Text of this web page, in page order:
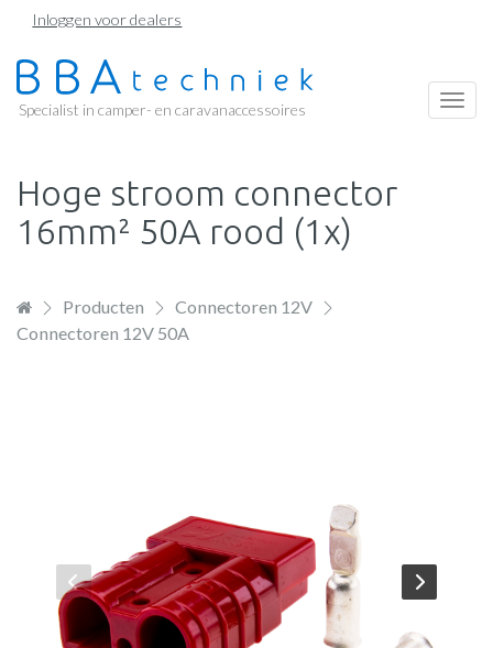
Overslaan
naar
de
Inloggen voor dealers
Specialist in camper- en caravanaccessoires
Hoge stroom connector
16mm² 50A rood (1x)
Producten
Connectoren 12V
Connectoren 12V 50A